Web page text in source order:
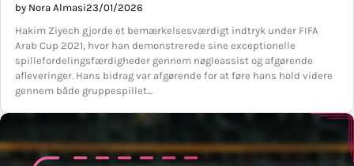
by Nora Almasi23/01/2026
Hakim Ziyech gjorde et bemærkelsesværdigt indtryk under FIFA
Arab Cup 2021, hvor han demonstrerede sine exceptionelle
spillefordelingsfærdigheder gennem nøgleassist og afgørende
afleveringer. Hans bidrag var afgørende for at føre hans hold videre
gennem både gruppespillet…